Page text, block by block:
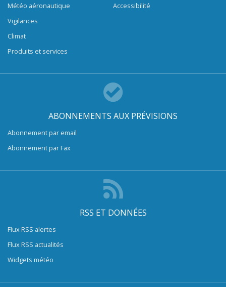
Météo aéronautique
Vigilances
Climat
Produits et services
Accessibilité
ABONNEMENTS AUX PRÉVISIONS
Abonnement par email
Abonnement par Fax
RSS ET DONNÉES
Flux RSS alertes
Flux RSS actualités
Widgets météo